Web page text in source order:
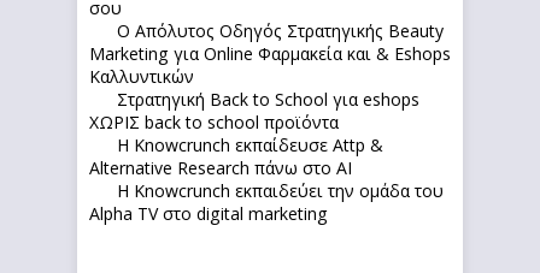
σου
Ο Απόλυτoς Οδηγός Στρατηγικής Beauty
Marketing για Online Φαρμακεία και & Eshops
Καλλυντικών
Στρατηγική Back to School για eshops
ΧΩΡΙΣ back to school προϊόντα
Η Knowcrunch εκπαίδευσε Attp &
Alternative Research πάνω στο ΑΙ
Η Knowcrunch εκπαιδεύει την ομάδα του
Alpha TV στο digital marketing